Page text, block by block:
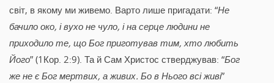
світ, в якому ми живемо. Варто лише пригадати: “Не
бачило око‚ і вухо не чуло, і на серце людини не
приходило те, що Бог приготував тим, хто любить
Його” (1Кор. 2:9). Та й Сам Христос стверджував: “Бог
же не є Бог мертвих, а живих. Бо в Нього всі живі”